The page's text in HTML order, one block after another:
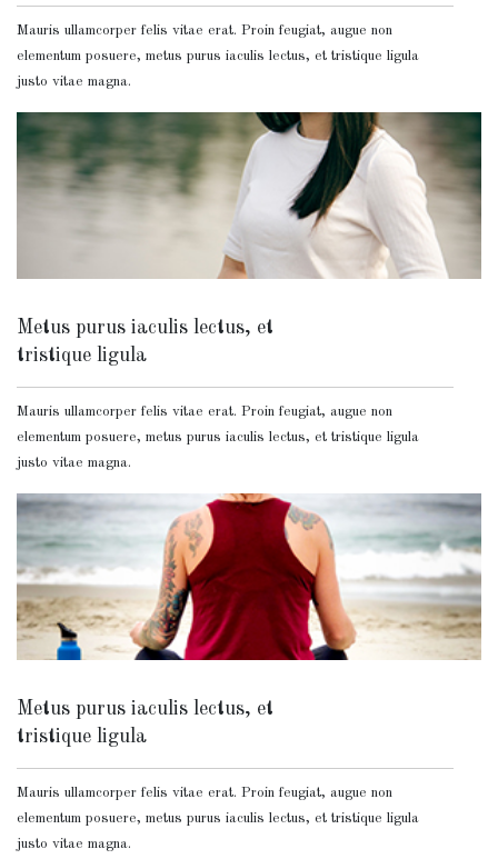
Mauris ullamcorper felis vitae erat. Proin feugiat, augue non
elementum posuere, metus purus iaculis lectus, et tristique ligula
justo vitae magna.
Metus purus iaculis lectus, et
tristique ligula
Mauris ullamcorper felis vitae erat. Proin feugiat, augue non
elementum posuere, metus purus iaculis lectus, et tristique ligula
justo vitae magna.
Metus purus iaculis lectus, et
tristique ligula
Mauris ullamcorper felis vitae erat. Proin feugiat, augue non
elementum posuere, metus purus iaculis lectus, et tristique ligula
justo vitae magna.